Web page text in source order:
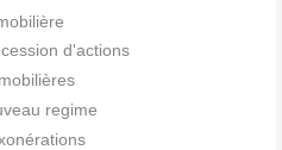
d'actions
regime